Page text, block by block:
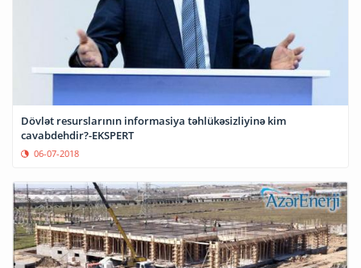
Dövlət resurslarının informasiya təhlükəsizliyinə kim
cavabdehdir?-EKSPERT
06-07-2018